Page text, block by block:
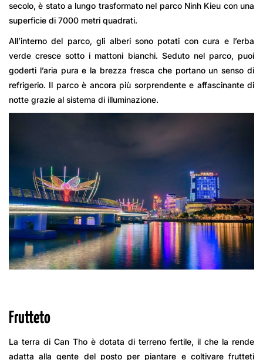
secolo, è stato a lungo trasformato nel parco Ninh Kieu con una
superficie di 7000 metri quadrati.
All’interno del parco, gli alberi sono potati con cura e l’erba
verde cresce sotto i mattoni bianchi. Seduto nel parco, puoi
goderti l’aria pura e la brezza fresca che portano un senso di
refrigerio. Il parco è ancora più sorprendente e affascinante di
notte grazie al sistema di illuminazione.
Frutteto
La terra di Can Tho è dotata di terreno fertile, il che la rende
adatta alla gente del posto per piantare e coltivare frutteti